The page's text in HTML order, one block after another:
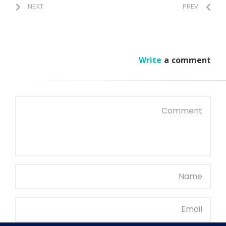
PREV
NEXT
Write a comment